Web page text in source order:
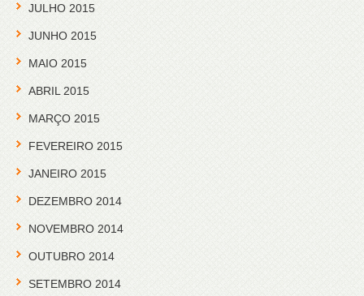
JULHO 2015
JUNHO 2015
MAIO 2015
ABRIL 2015
MARÇO 2015
FEVEREIRO 2015
JANEIRO 2015
DEZEMBRO 2014
NOVEMBRO 2014
OUTUBRO 2014
SETEMBRO 2014